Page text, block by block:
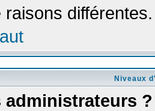
raisons différentes.
Niveaux
administrateurs ?